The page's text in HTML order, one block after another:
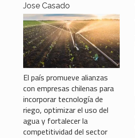
Jose Casado
El país promueve alianzas
con empresas chilenas para
incorporar tecnología de
riego, optimizar el uso del
agua y fortalecer la
competitividad del sector